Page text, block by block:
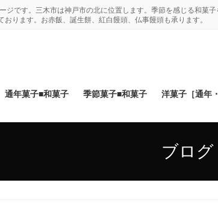
ジです。三木市は神戸市の北に位置します。季節を感じる和菓
ります。お赤飯、誕生餅、紅白饅頭、仏事饅頭も承ります。
通年菓子■和菓子 季節菓子■和菓子 洋菓子［通年
ブログ